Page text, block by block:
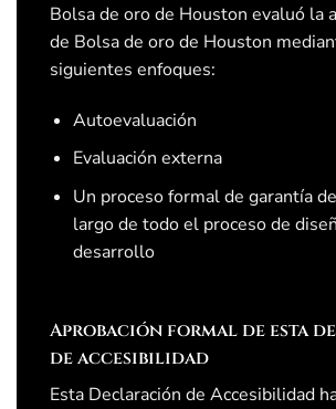
Bolsa de oro de Houston evaluó la
de Bolsa de oro de Houston
siguientes enfoques:
Autoevaluación
Evaluación externa
Un proceso formal de garantía
largo de todo el proceso de
desarrollo
Aprobación formal de esta
de accesibilidad
Esta Declaración de Accesibilidad